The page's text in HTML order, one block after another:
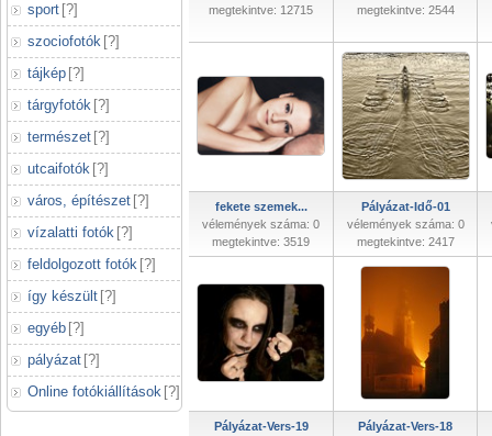
sport [?]
szociofotók [?]
tájkép [?]
tárgyfotók [?]
természet [?]
utcaifotók [?]
város, építészet [?]
vízalatti fotók [?]
feldolgozott fotók [?]
így készült [?]
egyéb [?]
pályázat [?]
Online fotókiállítások [?]
megtekintve: 12715
megtekintve: 2544
fekete szemek...
vélemények száma: 0
megtekintve: 3519
Pályázat-Idő-01
vélemények száma: 0
megtekintve: 2417
Pályázat-Vers-19
Pályázat-Vers-18